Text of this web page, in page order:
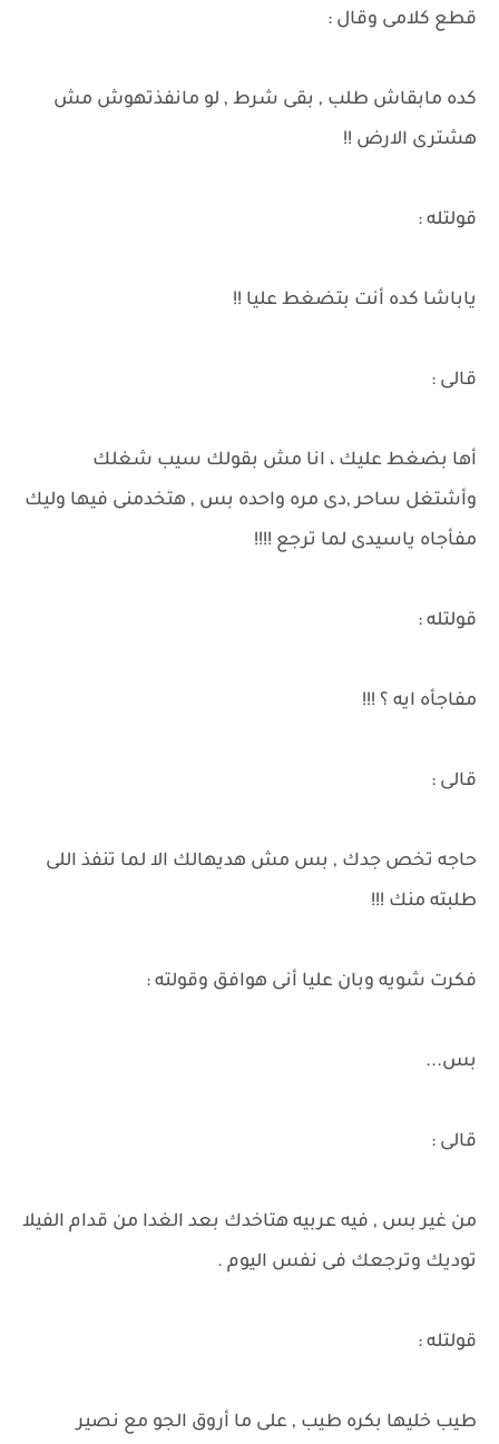
قطع كلامى وقال :
كده مابقاش طلب , بقى شرط , لو مانفذتهوش مش
هشترى الارض !!
قولتله :
ياباشا كده أنت بتضغط عليا !!
قالى :
أها بضغط عليك ، انا مش بقولك سيب شغلك
وأشتغل ساحر ,دى مره واحده بس , هتخدمنى فيها وليك
مفأجاه ياسيدى لما ترجع !!!!
قولتله :
مفاجأه ايه ؟ !!!
قالى :
حاجه تخص جدك , بس مش هديهالك الا لما تنفذ اللى
طلبته منك !!!
فكرت شويه وبان عليا أنى هوافق وقولته :
بس...
قالى :
من غير بس , فيه عربيه هتاخدك بعد الغدا من قدام الفيلا
توديك وترجعك فى نفس اليوم .
قولتله :
طيب خليها بكره طيب , على ما أروق الجو مع نصير